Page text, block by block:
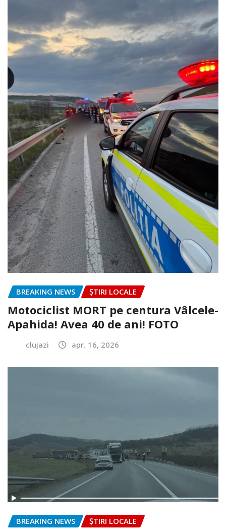
BREAKING NEWS ȘTIRI LOCALE
Motociclist MORT pe centura Vâlcele-
Apahida! Avea 40 de ani! FOTO
clujazi apr. 16, 2026
BREAKING NEWS ȘTIRI LOCALE